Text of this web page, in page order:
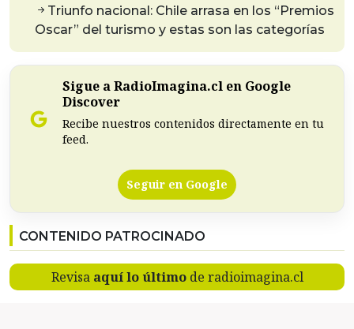
Triunfo nacional: Chile arrasa en los “Premios
Oscar” del turismo y estas son las categorías
Sigue a RadioImagina.cl en Google
Discover
Recibe nuestros contenidos directamente en tu
feed.
Seguir en Google
CONTENIDO PATROCINADO
Revisa aquí lo últimode radioimagina.cl